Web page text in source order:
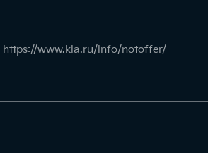
https://www.kia.ru/info/notoffer/